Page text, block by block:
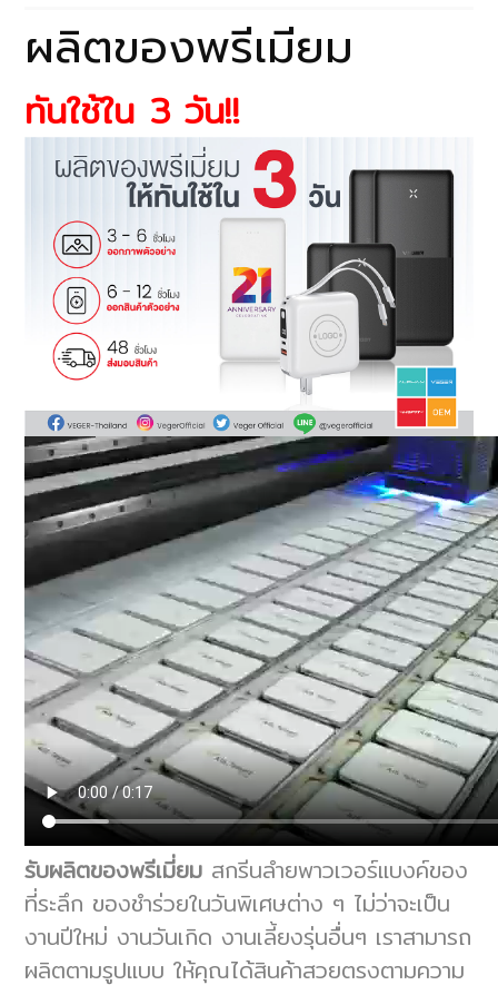
ผลิตของพรีเมียม
ทันใช้ใน 3 วัน!!
รับผลิตของพรีเมี่ยม สกรีนลำยพาวเวอร์แบงค์ของ
ที่ระลึก ของชำร่วยในวันพิเศษต่าง ๆ ไม่ว่าจะเป็น
งานปีใหม่ งานวันเกิด งานเลี้ยงรุ่นอื่นๆ เราสามารถ
ผลิตตามรูปแบบ ให้คุณได้สินค้าสวยตรงตามความ